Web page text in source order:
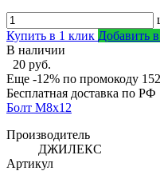
Купить в 1 клик Добавить
В наличии
20 руб.
Еще -12% по промокоду
Бесплатная доставка по РФ
Болт М8х12
Производитель
ДЖИЛЕКС
Артикул